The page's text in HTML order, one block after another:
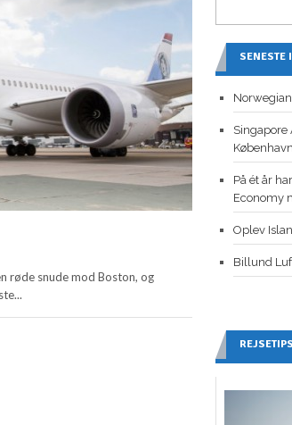
røde snude mod Boston, og
SENESTE
Singapore
København
På ét år
Economy
Oplev
Billund
REJSETIPS